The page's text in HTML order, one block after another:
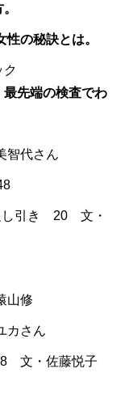
の秘訣とは。
ク
先端の検査でわ
代さん
し引き 20 文・
山修
カさん
文・佐藤悦子